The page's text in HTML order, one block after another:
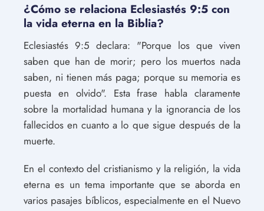
¿Cómo se relaciona Eclesiastés 9:5 con
la vida eterna en la Biblia?
Eclesiastés 9:5 declara: "Porque los que viven
saben que han de morir; pero los muertos nada
saben, ni tienen más paga; porque su memoria es
puesta en olvido". Esta frase habla claramente
sobre la mortalidad humana y la ignorancia de los
fallecidos en cuanto a lo que sigue después de la
muerte.
En el contexto del cristianismo y la religión, la vida
eterna es un tema importante que se aborda en
varios pasajes bíblicos, especialmente en el Nuevo